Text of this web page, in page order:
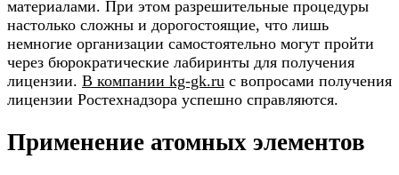
материалами. При этом разрешительные процедуры
настолько сложны и дорогостоящие, что лишь
немногие организации самостоятельно могут пройти
через бюрократические лабиринты для получения
лицензии. В компании kg-gk.ru с вопросами получения
лицензии Ростехнадзора успешно справляются.
Применение атомных элементов